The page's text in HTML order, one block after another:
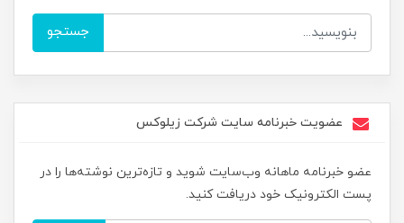
جستجو
عضویت خبرنامه سایت شرکت زیلوکس
عضو خبرنامه ماهانه وب‌سایت شوید و تازه‌ترین نوشته‌ها را در
پست الکترونیک خود دریافت کنید.